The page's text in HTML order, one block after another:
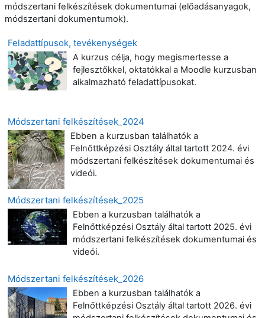
módszertani felkészítések dokumentumai (előadásanyagok,
módszertani dokumentumok).
Feladattípusok, tevékenységek
A kurzus célja, hogy megismertesse a
fejlesztőkkel, oktatókkal a Moodle kurzusban
alkalmazható feladattípusokat.
Módszertani felkészítések_2024
Ebben a kurzusban találhatók a
Felnőttképzési Osztály által tartott 2024. évi
módszertani felkészítések dokumentumai és
videói.
Módszertani felkészítések_2025
Ebben a kurzusban találhatók a
Felnőttképzési Osztály által tartott 2025. évi
módszertani felkészítések dokumentumai és
videói.
Módszertani felkészítések_2026
Ebben a kurzusban találhatók a
Felnőttképzési Osztály által tartott 2026. évi